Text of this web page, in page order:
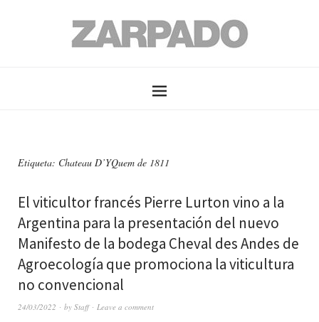
Etiqueta: Chateau D’YQuem de 1811
El viticultor francés Pierre Lurton vino a la
Argentina para la presentación del nuevo
Manifesto de la bodega Cheval des Andes de
Agroecología que promociona la viticultura
no convencional
24/03/2022 by Staff Leave a comment